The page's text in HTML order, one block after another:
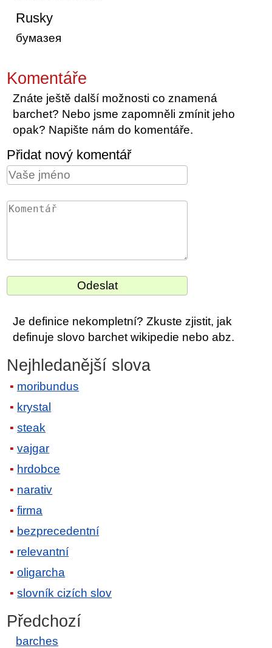
Rusky
бумазея
Komentáře
Znáte ještě další možnosti co znamená
barchet? Nebo jsme zapomněli zmínit jeho
opak? Napište nám do komentáře.
Přidat nový komentář
Je definice nekompletní? Zkuste zjistit, jak
definuje slovo barchet wikipedie nebo abz.
Nejhledanější slova
moribundus
krystal
steak
vajgar
hrdobce
narativ
firma
bezprecedentní
relevantní
oligarcha
slovník cizích slov
Předchozí
barches